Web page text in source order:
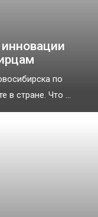
по
в стране. Что ...